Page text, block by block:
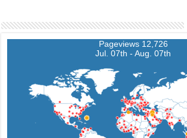
12,726 Pageviews
Jul. 07th - Aug. 07th